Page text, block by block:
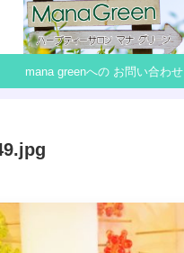
mana greenへの お問い合わせ